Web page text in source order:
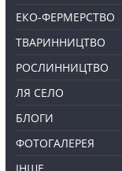
ЕКО-ФЕРМЕРСТВО
ТВАРИННИЦТВО
РОСЛИННИЦТВО
ЛЯ СЕЛО
БЛОГИ
ФОТОГАЛЕРЕЯ